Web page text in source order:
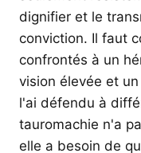
dignifier et le
conviction. Il faut
confrontés à un
vision élevée et
l'ai défendu à
tauromachie n'a
elle a besoin de